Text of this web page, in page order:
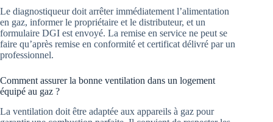
Le diagnostiqueur doit arrêter immédiatement l’alimentation
en gaz, informer le propriétaire et le distributeur, et un
formulaire DGI est envoyé. La remise en service ne peut se
faire qu’après remise en conformité et certificat délivré par un
professionnel.
Comment assurer la bonne ventilation dans un logement
équipé au gaz ?
La ventilation doit être adaptée aux appareils à gaz pour